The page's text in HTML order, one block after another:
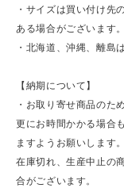
・サイズは買い付け
ある場合がございます。
・北海道、沖縄、離島
【納期について】
・お取り寄せ商品のた
更にお時間かかる場合
ますようお願いします。
在庫切れ、生産中止の
合がございます。